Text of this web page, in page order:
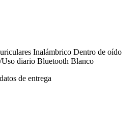
Inalámbrico Dentro de oído
diario Bluetooth Blanco
de entrega